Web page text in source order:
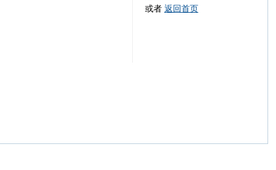
或者 返回首页